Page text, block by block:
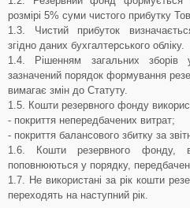
розмірі 5% суми чистого прибутку
1.3. Чистий прибуток
згідно даних бухгалтерського обліку.
1.4. Рішенням загальних зборів
зазначений порядок формування
вимагає змін до Статуту.
1.5. Кошти резервного фонду
- покриття непередбачених витрат;
- покриття балансового збитку за
1.6. Кошти резервного фонду,
поповнюються у порядку,
1.7. Не використані за рік кошти
переходять на наступний рік.